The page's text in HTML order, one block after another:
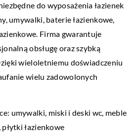
do wyposażenia łazienek
umywalki, baterie łazienkowe,
Firma gwarantuje
obsługę oraz szybką
wieloletniemu doświadczeniu
wielu zadowolonych
umywalki, miski i deski wc, meble
, płytki łazienkowe